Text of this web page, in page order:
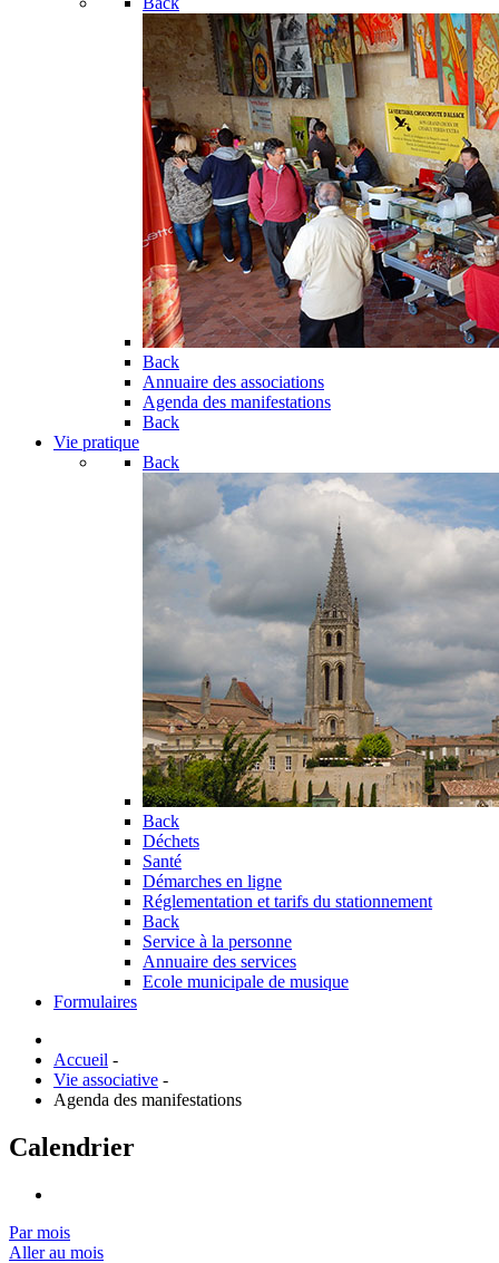
Back
Annuaire des associations
Agenda des manifestations
Back
Vie pratique
Back
Back
Déchets
Santé
Démarches en ligne
Réglementation et tarifs du stationnement
Back
Service à la personne
Annuaire des services
Ecole municipale de musique
Formulaires
Accueil -
Vie associative -
Agenda des manifestations
Calendrier
Par mois
Aller au mois